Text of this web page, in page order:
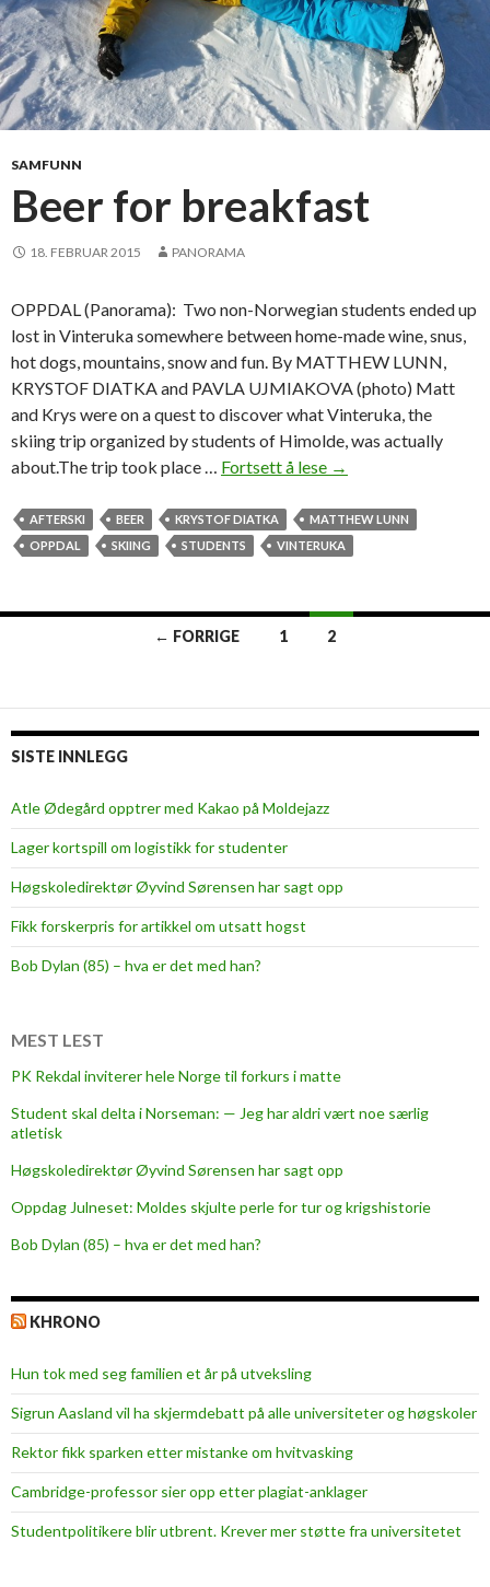
SAMFUNN
Beer for breakfast
18. FEBRUAR 2015 PANORAMA
OPPDAL (Panorama): Two non-Norwegian students ended up
lost in Vinteruka somewhere between home-made wine, snus,
hot dogs, mountains, snow and fun. By MATTHEW LUNN,
KRYSTOF DIATKA and PAVLA UJMIAKOVA (photo) Matt
and Krys were on a quest to discover what Vinteruka, the
skiing trip organized by students of Himolde, was actually
about.The trip took place … Fortsett å lese B
e
r
r
e
a
s
→
AFTERSKI BEER KRYSTOF DIATKA
MATTHEW LUNN
OPPDAL
SKIING STUDENTS VINTERUKA
← FORRIGE 1 2
SISTE INNLEGG
Atle Ødegård opptrer med Kakao på Moldejazz
Lager kortspill om logistikk for studenter
Høgskoledirektør Øyvind Sørensen har sagt opp
Fikk forskerpris for artikkel om utsatt hogst
Bob Dylan (85) – hva er det med han?
MEST LEST
PK Rekdal inviterer hele Norge til forkurs i matte
Student skal delta i Norseman: — Jeg har aldri vært noe særlig
atletisk
Høgskoledirektør Øyvind Sørensen har sagt opp
Oppdag Julneset: Moldes skjulte perle for tur og krigshistorie
Bob Dylan (85) – hva er det med han?
KHRONO
Hun tok med seg familien et år på utveksling
Sigrun Aasland vil ha skjerm­debatt på alle universiteter og høgskoler
Rektor fikk sparken etter mistanke om hvitvasking
Cambridge-professor sier opp etter plagiat-anklager
Studentpolitikere blir utbrent. Krever mer støtte fra universitetet